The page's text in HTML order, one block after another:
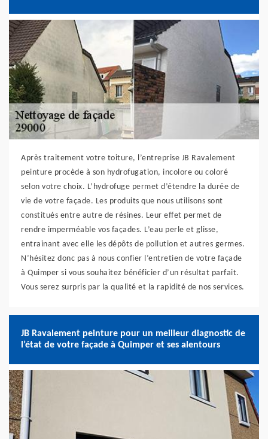
Après traitement votre toiture, l’entreprise JB Ravalement
peinture procède à son hydrofugation, incolore ou coloré
selon votre choix. L’hydrofuge permet d’étendre la durée de
vie de votre façade. Les produits que nous utilisons sont
constitués entre autre de résines. Leur effet permet de
rendre imperméable vos façades. L’eau perle et glisse,
entrainant avec elle les dépôts de pollution et autres germes.
N’hésitez donc pas à nous confier l’entretien de votre façade
à Quimper si vous souhaitez bénéficier d’un résultat parfait.
Vous serez surpris par la qualité et la rapidité de nos services.
JB Ravalement peinture pour un meilleur diagnostic de
l’état de votre façade à Quimper et ses alentours